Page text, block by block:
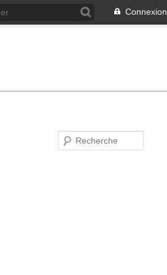
Connexion